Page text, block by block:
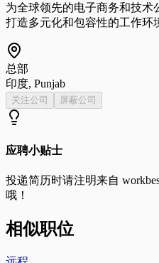
为全球领先的电子商务和技
打造多元化和包容性的工作环
总部
印度, Punjab
关注公司 屏蔽公司
应聘小贴士
投递简历时请注明来自
哦！
相似职位